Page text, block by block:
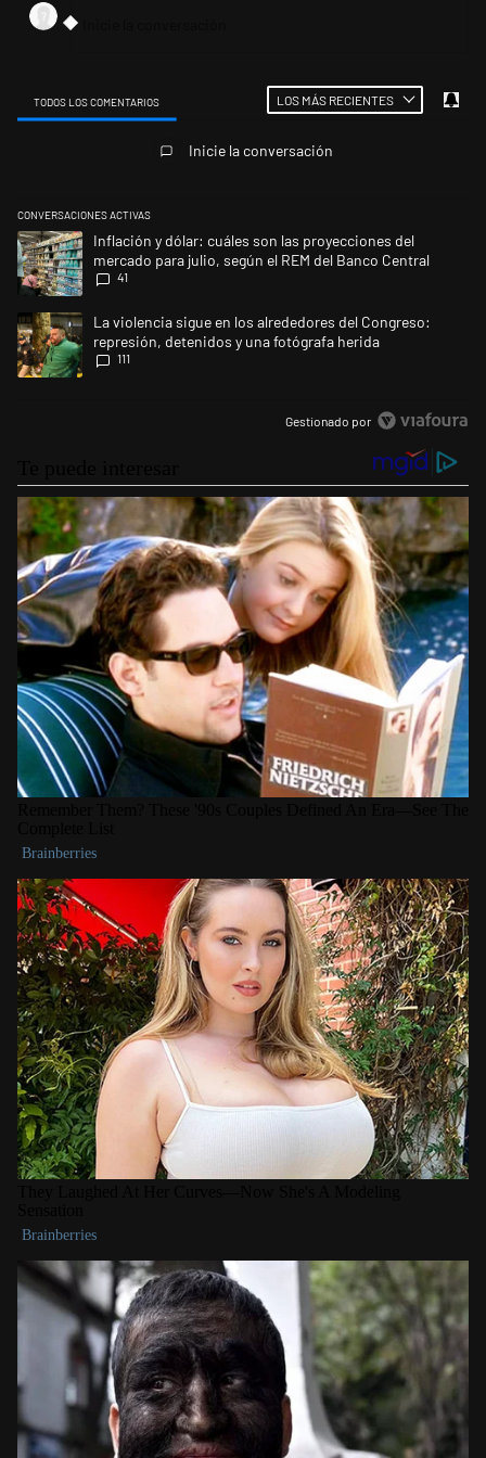
TODOS LOS COMENTARIOS LOS MÁS RECIENTES
Inicie la conversación
CONVERSACIONES ACTIVAS
Este listado muestra los artículos con más comentarios en los últimos
Un artículo de tendencia con el título "Inflación y dólar: cuáles son las
Inflación y dólar: cuáles son las proyecciones del
mercado para julio, según el REM del Banco Central
41
Un artículo de tendencia con el título "La violencia sigue en los
La violencia sigue en los alrededores del Congreso:
represión, detenidos y una fotógrafa herida
111
Gestionado por